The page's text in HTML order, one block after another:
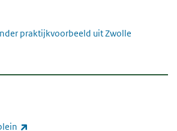
praktijkvoorbeeld uit Zwolle